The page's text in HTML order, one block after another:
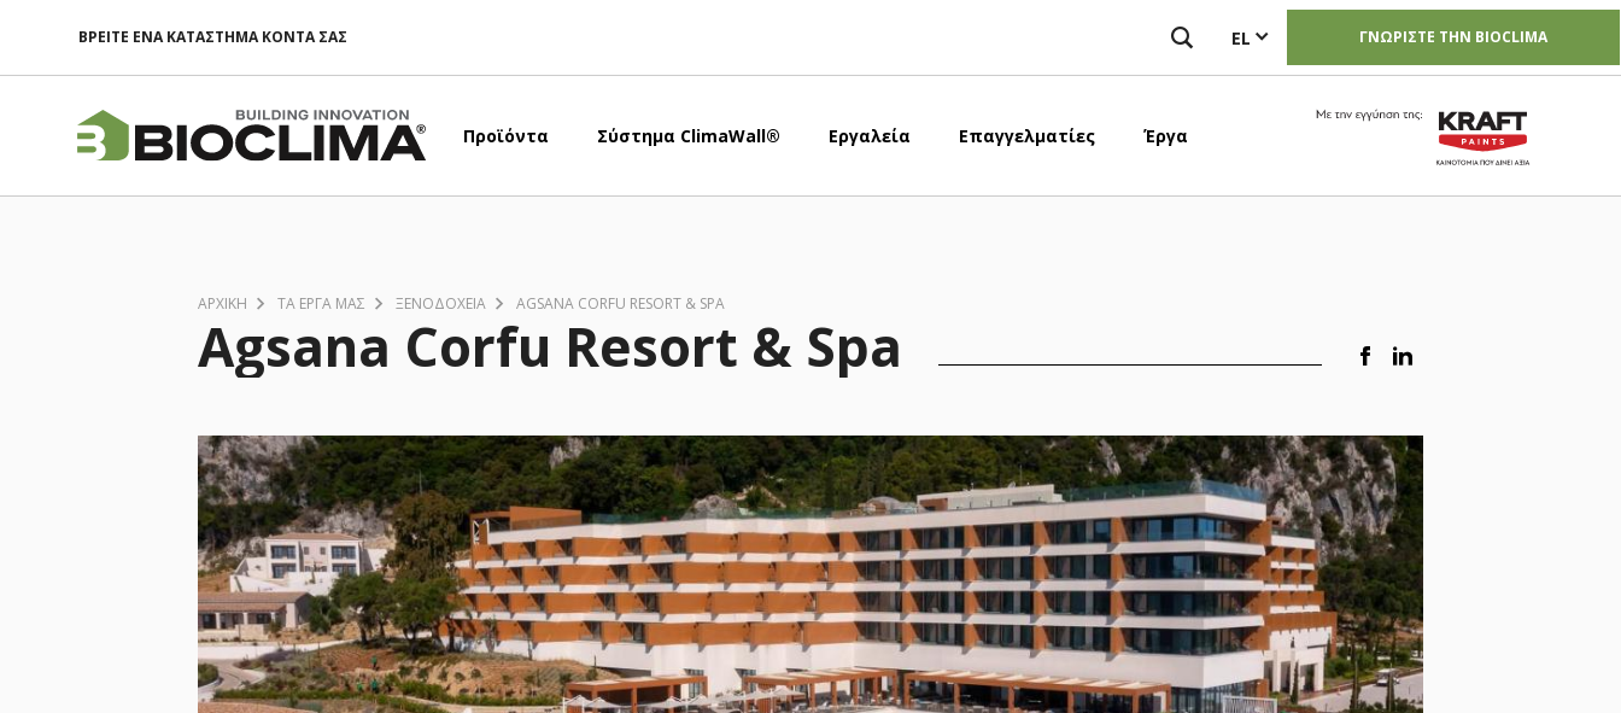
το
περιεχόμενο
ΒΡΕΙΤΕ ΕΝΑ ΚΑΤΑΣΤΗΜΑ ΚΟΝΤΑ ΣΑΣ EL ΓΝΩΡΙΣΤΕ ΤΗΝ BIOCLIMA
Προϊόντα Σύστημα ClimaWall® Εργαλεία Επαγγελματίες Έργα
Image
ΑΡΧΙΚΗ ΤΑ ΈΡΓΑ ΜΑΣ ΞΕΝΟΔΟΧΕΊΑ AGSANA CORFU RESORT & SPA
Agsana Corfu Resort & Spa